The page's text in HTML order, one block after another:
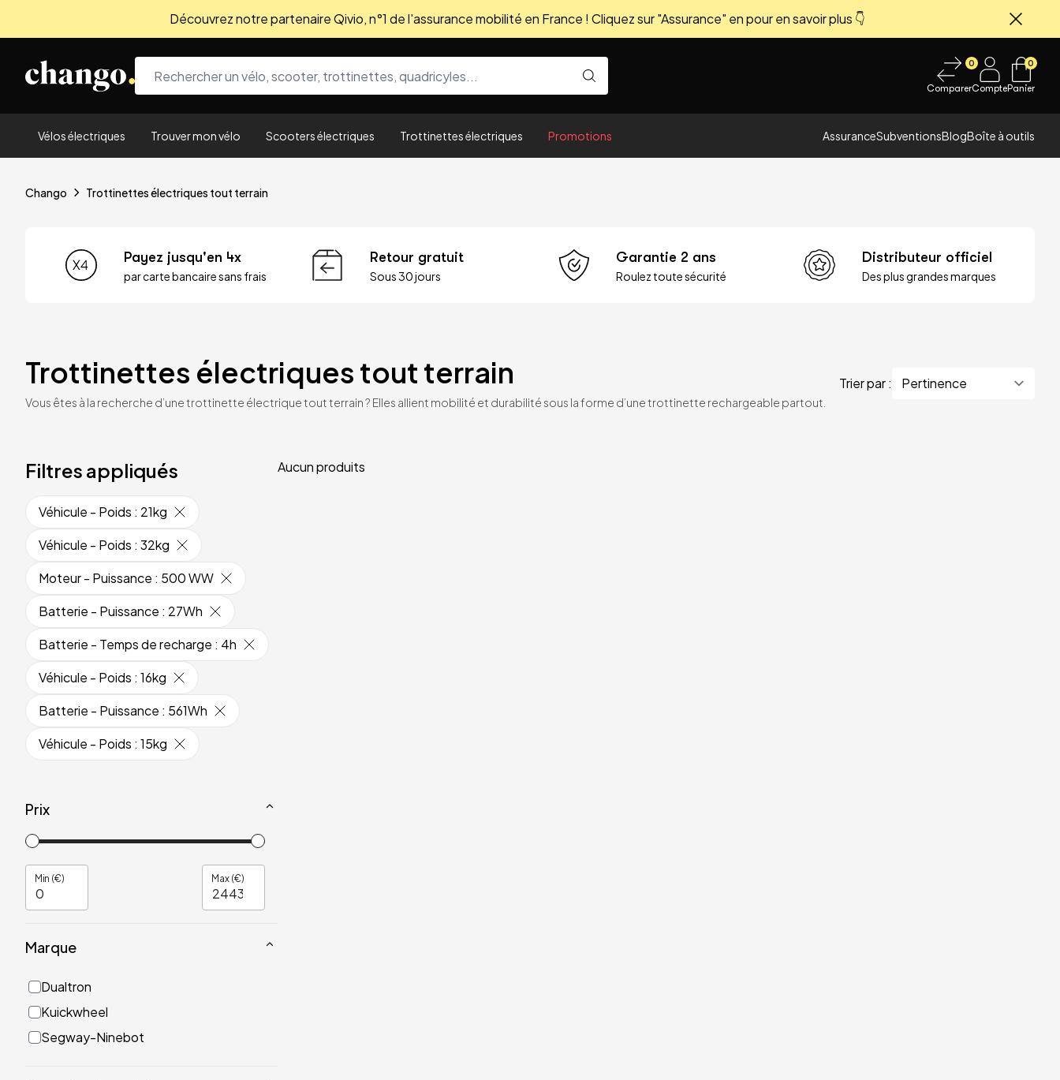
Découvrez notre partenaire Qivio, n°1 de l'assurance mobilité en France ! Cliquez sur "Assurance" en pour en savoir plus 👇
0
ComparerCompte
0
Panier
Vélos électriques Trouver mon vélo Scooters électriques Trottinettes électriques Promotions AssuranceSubventionsBlogBoîte à outils
Chango Trottinettes électriques tout terrain
Payez jusqu'en 4x
par carte bancaire sans frais
Retour gratuit
Sous 30 jours
Garantie 2 ans
Roulez toute sécurité
Distributeur officiel
Des plus grandes marques
Trottinettes électriques tout terrain
Vous êtes à la recherche d’une trottinette électrique tout terrain ? Elles allient mobilité et durabilité sous la forme d’une trottinette rechargeable partout.
Trier par :
Filtres appliqués
Véhicule - Poids : 21kg
Véhicule - Poids : 32kg
Moteur - Puissance : 500 WW
Batterie - Puissance : 27Wh
Batterie - Temps de recharge : 4h
Véhicule - Poids : 16kg
Batterie - Puissance : 561Wh
Véhicule - Poids : 15kg
Prix
Min (€) Max (€)
Marque
Dualtron
Kuickwheel
Segway-Ninebot
Aucun produits